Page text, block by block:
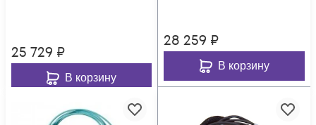
25 729 ₽
В корзину
28 259 ₽
В корзину